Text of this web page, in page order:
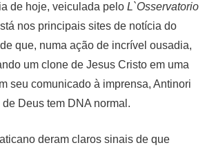
de hoje, veiculada peloL`Osservatorio
nos principais sites de notícia do
que, numa ação de incrível ousadia,
um clone de Jesus Cristo em uma
seu comunicado à imprensa, Antinori
Deus tem DNA normal.
deram claros sinais de que